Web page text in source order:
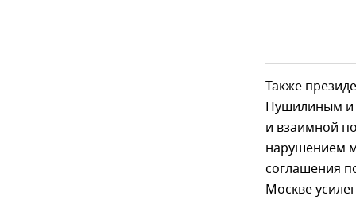
Также
Пушилиным и
и взаимной
нарушением
соглашения
Москве